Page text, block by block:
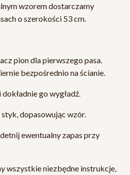
wzorem dostarczamy
o szerokości 53 cm.
pion dla pierwszego pasa.
bezpośrednio na ścianie.
go wygładź.
styk, dopasowując wzór.
ewentualny zapas przy
wszystkie niezbędne instrukcje,